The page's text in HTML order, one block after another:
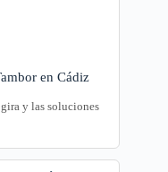
en Cádiz
y las soluciones